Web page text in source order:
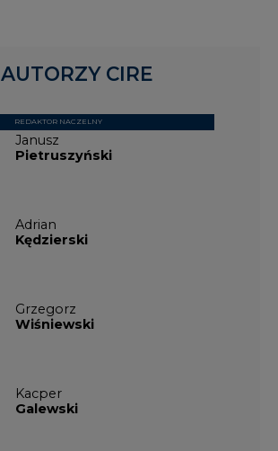
Janusz
Pietruszyński
REDAKTOR NACZELNY
Adrian
Kędzierski
Grzegorz
Wiśniewski
Kacper
Galewski
AUTORZY CIRE